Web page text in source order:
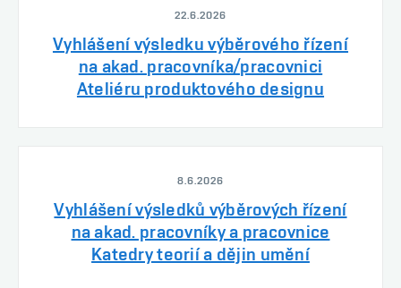
22.6.2026
Vyhlášení výsledku výběrového řízení
na akad. pracovníka/pracovnici
Ateliéru produktového designu
8.6.2026
Vyhlášení výsledků výběrových řízení
na akad. pracovníky a pracovnice
Katedry teorií a dějin umění